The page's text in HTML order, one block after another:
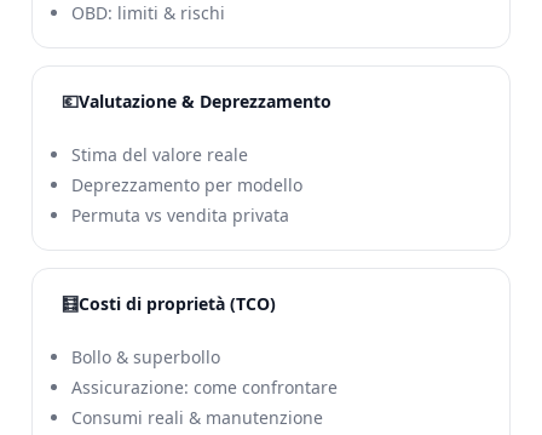
OBD: limiti & rischi
💶Valutazione & Deprezzamento
Stima del valore reale
Deprezzamento per modello
Permuta vs vendita privata
🧮Costi di proprietà (TCO)
Bollo & superbollo
Assicurazione: come confrontare
Consumi reali & manutenzione